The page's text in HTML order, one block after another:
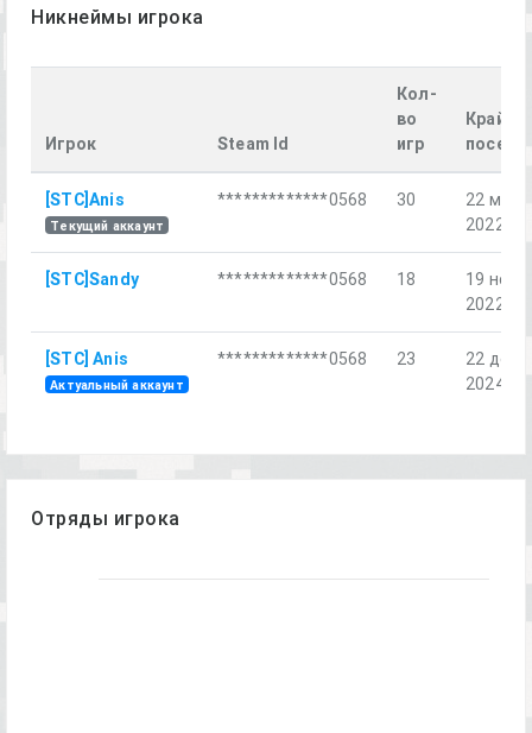
Никнеймы игрока
Игрок Steam Id
Кол-
во
игр
[STC]Anis
Текущий аккаунт
*************0568 30
22 мая
2022 г.
[STC]Sandy *************0568 18
19 нояб.
2022 г.
[STC] Anis
Актуальный аккаунт
*************0568 23
22 дек.
2024 г.
Отряды игрока